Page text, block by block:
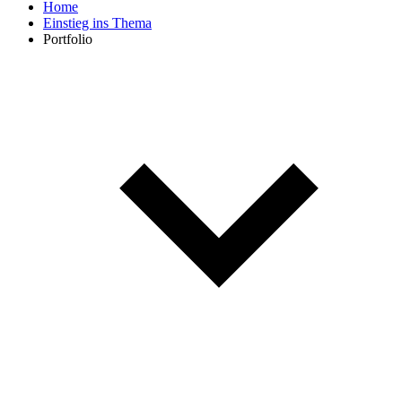
Home
Einstieg ins Thema
Portfolio